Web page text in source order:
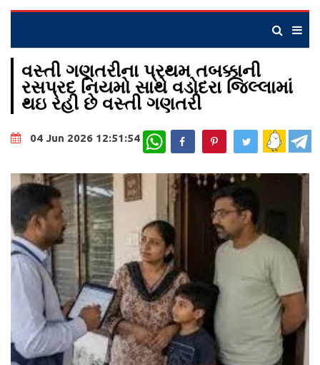
વસ્તી ગણતરીના પ્રથમ તબક્કાની
રસપ્રદ નિયમો સાથે વડોદરા જિલ્લામાં
થઇ રહી છે વસ્તી ગણતરી
04 Jun 2026 12:51:54 WhatsApp